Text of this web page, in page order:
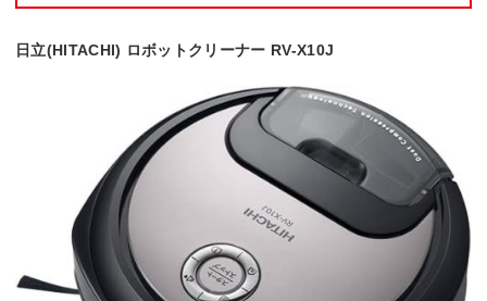
日立(HITACHI) ロボットクリーナー RV-X10J